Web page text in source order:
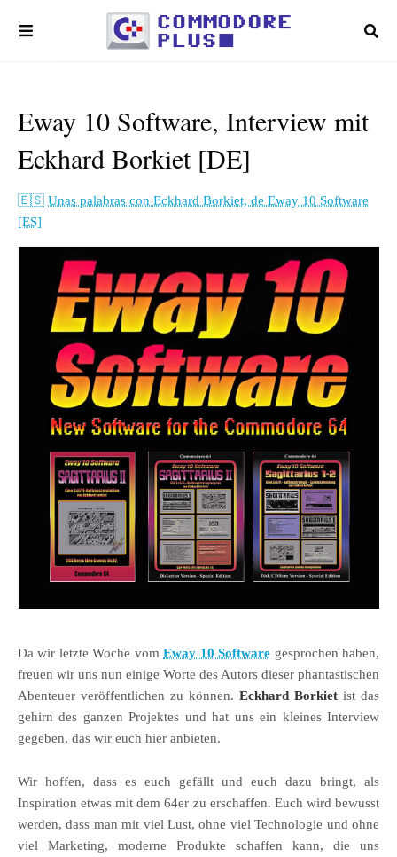
Eway 10 Software, Interview mit
Eckhard Borkiet [DE]
Unas palabras con Eckhard Borkiet, de Eway 10 Software
[ES]
Da wir letzte Woche vomEway 10 Software gesprochen haben,
freuen wir uns nun einige Worte des Autors dieser phantastischen
Abenteuer veröffentlichen zu können. Eckhard Borkiet ist das
gehirn des ganzen Projektes und hat uns ein kleines Interview
gegeben, das wir euch hier anbieten.
Wir hoffen, dass es euch gefällt und euch dazu bringt, als
Inspiration etwas mit dem 64er zu erschaffen. Euch wird bewusst
werden, dass man mit viel Lust, ohne viel Technologie und ohne
viel Marketing, moderne Produkte schaffen kann, die uns